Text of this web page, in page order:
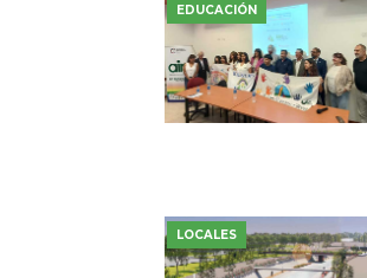
EDUCACIÓN
LOCALES